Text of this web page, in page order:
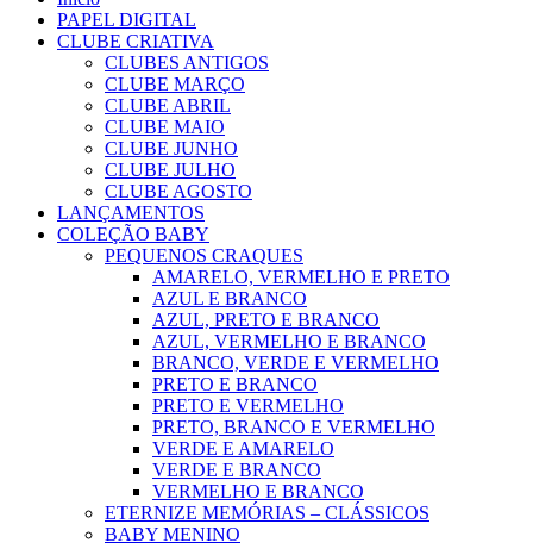
PAPEL DIGITAL
CLUBE CRIATIVA
CLUBES ANTIGOS
CLUBE MARÇO
CLUBE ABRIL
CLUBE MAIO
CLUBE JUNHO
CLUBE JULHO
CLUBE AGOSTO
LANÇAMENTOS
COLEÇÃO BABY
PEQUENOS CRAQUES
AMARELO, VERMELHO E PRETO
AZUL E BRANCO
AZUL, PRETO E BRANCO
AZUL, VERMELHO E BRANCO
BRANCO, VERDE E VERMELHO
PRETO E BRANCO
PRETO E VERMELHO
PRETO, BRANCO E VERMELHO
VERDE E AMARELO
VERDE E BRANCO
VERMELHO E BRANCO
ETERNIZE MEMÓRIAS – CLÁSSICOS
BABY MENINO